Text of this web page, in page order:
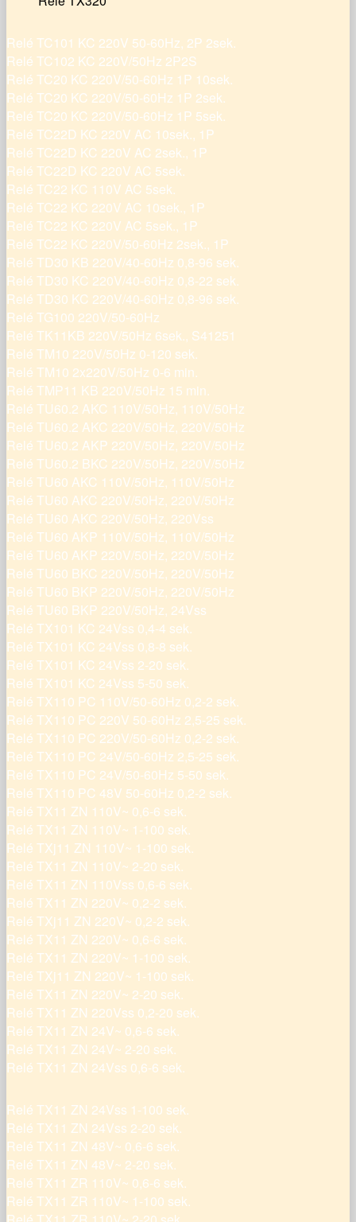
Relé TC101 KC 220V 50-60Hz, 2P 2sek.
Relé TC102 KC 220V/50Hz 2P2S
Relé TC20 KC 220V/50-60Hz 1P 10sek.
Relé TC20 KC 220V/50-60Hz 1P 2sek.
Relé TC20 KC 220V/50-60Hz 1P 5sek.
Relé TC22D KC 220V AC 10sek., 1P
Relé TC22D KC 220V AC 2sek., 1P
Relé TC22D KC 220V AC 5sek.
Relé TC22 KC 110V AC 5sek.
Relé TC22 KC 220V AC 10sek., 1P
Relé TC22 KC 220V AC 5sek., 1P
Relé TC22 KC 220V/50-60Hz 2sek., 1P
Relé TD30 KB 220V/40-60Hz 0,8-96 sek.
Relé TD30 KC 220V/40-60Hz 0,8-22 sek.
Relé TD30 KC 220V/40-60Hz 0,8-96 sek.
Relé TG100 220V/50-60Hz
Relé TK11KB 220V/50Hz 6sek., S41251
Relé TM10 220V/50Hz 0-120 sek.
Relé TM10 2x220V/50Hz 0-6 min.
Relé TMP11 KB 220V/50Hz 15 min.
Relé TU60.2 AKC 110V/50Hz, 110V/50Hz
Relé TU60.2 AKC 220V/50Hz, 220V/50Hz
Relé TU60.2 AKP 220V/50Hz, 220V/50Hz
Relé TU60.2 BKC 220V/50Hz, 220V/50Hz
Relé TU60 AKC 110V/50Hz, 110V/50Hz
Relé TU60 AKC 220V/50Hz, 220V/50Hz
Relé TU60 AKC 220V/50Hz, 220Vss
Relé TU60 AKP 110V/50Hz, 110V/50Hz
Relé TU60 AKP 220V/50Hz, 220V/50Hz
Relé TU60 BKC 220V/50Hz, 220V/50Hz
Relé TU60 BKP 220V/50Hz, 220V/50Hz
Relé TU60 BKP 220V/50Hz, 24Vss
Relé TX101 KC 24Vss 0,4-4 sek.
Relé TX101 KC 24Vss 0,8-8 sek.
Relé TX101 KC 24Vss 2-20 sek.
Relé TX101 KC 24Vss 5-50 sek.
Relé TX110 PC 110V/50-60Hz 0,2-2 sek.
Relé TX110 PC 220V 50-60Hz 2,5-25 sek.
Relé TX110 PC 220V/50-60Hz 0,2-2 sek.
Relé TX110 PC 24V/50-60Hz 2,5-25 sek.
Relé TX110 PC 24V/50-60Hz 5-50 sek.
Relé TX110 PC 48V 50-60Hz 0,2-2 sek.
Relé TX11 ZN 110V~ 0,6-6 sek.
Relé TX11 ZN 110V~ 1-100 sek.
Relé TXj11 ZN 110V~ 1-100 sek.
Relé TX11 ZN 110V~ 2-20 sek.
Relé TX11 ZN 110Vss 0,6-6 sek.
Relé TX11 ZN 220V~ 0,2-2 sek.
Relé TXj11 ZN 220V~ 0,2-2 sek.
Relé TX11 ZN 220V~ 0,6-6 sek.
Relé TX11 ZN 220V~ 1-100 sek.
Relé TXj11 ZN 220V~ 1-100 sek.
Relé TX11 ZN 220V~ 2-20 sek.
Relé TX11 ZN 220Vss 0,2-20 sek.
Relé TX11 ZN 24V~ 0,6-6 sek.
Relé TX11 ZN 24V~ 2-20 sek.
Relé TX11 ZN 24Vss 0,6-6 sek.
Relé TX11 ZN 24Vss 1-100 sek.
Relé TX11 ZN 24Vss 2-20 sek.
Relé TX11 ZN 48V~ 0,6-6 sek.
Relé TX11 ZN 48V~ 2-20 sek.
Relé TX11 ZR 110V~ 0,6-6 sek.
Relé TX11 ZR 110V~ 1-100 sek.